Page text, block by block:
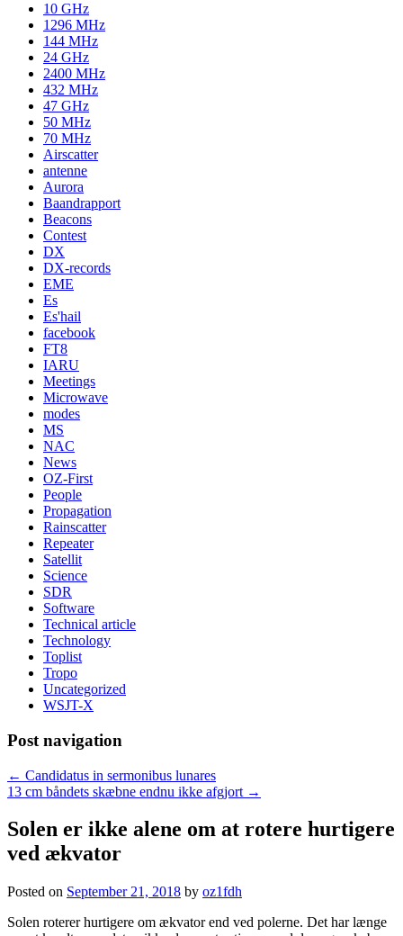
10 GHz
1296 MHz
144 MHz
24 GHz
2400 MHz
432 MHz
47 GHz
50 MHz
70 MHz
Airscatter
antenne
Aurora
Baandrapport
Beacons
Contest
DX
DX-records
EME
Es
Es'hail
facebook
FT8
IARU
Meetings
Microwave
modes
MS
NAC
News
OZ-First
People
Propagation
Rainscatter
Repeater
Satellit
Science
SDR
Software
Technical article
Technology
Toplist
Tropo
Uncategorized
WSJT-X
Post navigation
← Candidatus in sermonibus lunares
13 cm båndets skæbne endnu ikke afgjort →
Solen er ikke alene om at rotere hurtigere
ved ækvator
Posted on September 21, 2018 by oz1fdh
Solen roterer hurtigere om ækvator end ved polerne. Det har længe